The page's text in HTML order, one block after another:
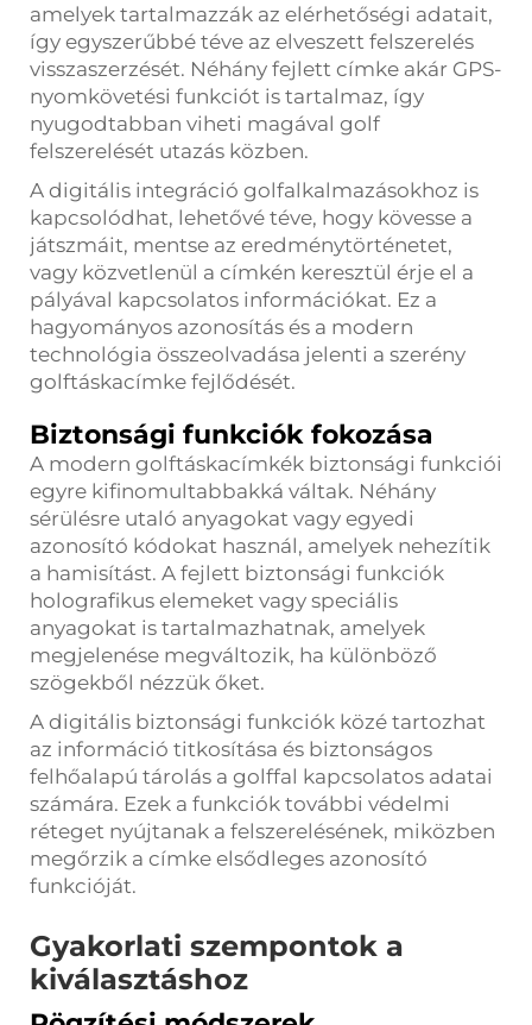
amelyek tartalmazzák az elérhetőségi adatait,
így egyszerűbbé téve az elveszett felszerelés
visszaszerzését. Néhány fejlett címke akár GPS-
nyomkövetési funkciót is tartalmaz, így
nyugodtabban viheti magával golf
felszerelését utazás közben.
A digitális integráció golfalkalmazásokhoz is
kapcsolódhat, lehetővé téve, hogy kövesse a
játszmáit, mentse az eredménytörténetet,
vagy közvetlenül a címkén keresztül érje el a
pályával kapcsolatos információkat. Ez a
hagyományos azonosítás és a modern
technológia összeolvadása jelenti a szerény
golftáskacímke fejlődését.
Biztonsági funkciók fokozása
A modern golftáskacímkék biztonsági funkciói
egyre kifinomultabbakká váltak. Néhány
sérülésre utaló anyagokat vagy egyedi
azonosító kódokat használ, amelyek nehezítik
a hamisítást. A fejlett biztonsági funkciók
holografikus elemeket vagy speciális
anyagokat is tartalmazhatnak, amelyek
megjelenése megváltozik, ha különböző
szögekből nézzük őket.
A digitális biztonsági funkciók közé tartozhat
az információ titkosítása és biztonságos
felhőalapú tárolás a golffal kapcsolatos adatai
számára. Ezek a funkciók további védelmi
réteget nyújtanak a felszerelésének, miközben
megőrzik a címke elsődleges azonosító
funkcióját.
Gyakorlati szempontok a
kiválasztáshoz